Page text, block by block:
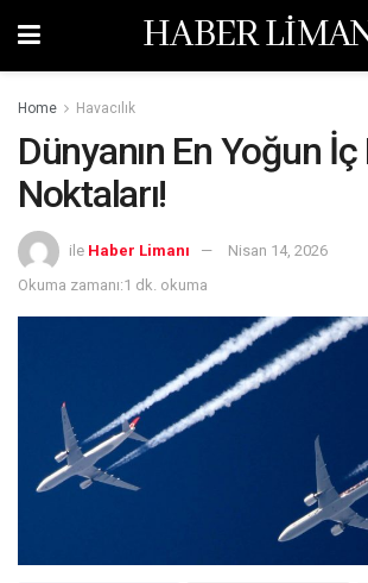
HABER
Home Havacılık
Dünyanın En Yoğun
Noktaları!
ile Haber Limanı
Nisan 14, 2026
Okuma zamanı:1 dk. okuma